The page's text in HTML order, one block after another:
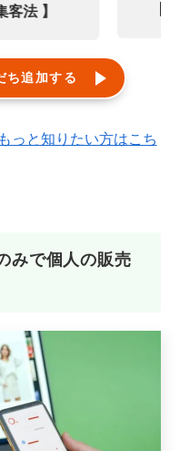
客法 】
ち追加する
っと知りたい方はこち
みで個人の販売